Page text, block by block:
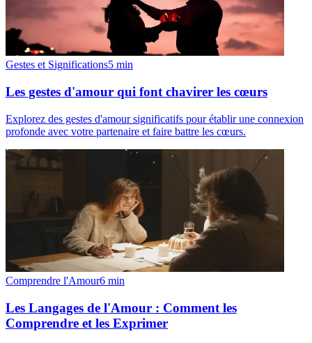
Gestes et Significations5 min
Les gestes d'amour qui font chavirer les cœurs
Explorez des gestes d'amour significatifs pour établir une connexion
profonde avec votre partenaire et faire battre les cœurs.
Comprendre l'Amour6 min
Les Langages de l'Amour : Comment les
Comprendre et les Exprimer